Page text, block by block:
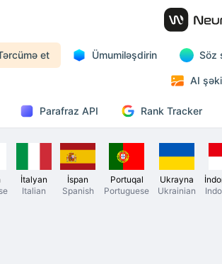
et Ümumiləşdirin Söz
AI
Parafraz API Rank Tracker
İtalyan
Italian
İspan
Spanish
Portuqal
Portuguese
Ukrayna
Ukrainian